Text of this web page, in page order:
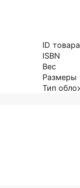
ID товара
ISBN
Вес
Размеры
Тип